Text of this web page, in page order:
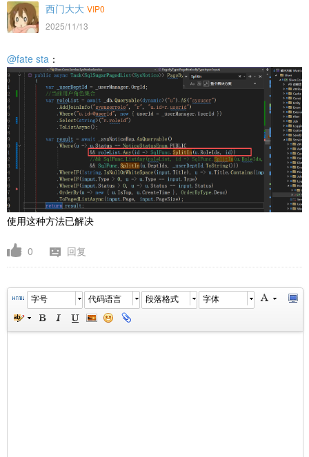
西门大大 VIP0
2025/11/13
@fate sta ：
使用这种方法已解决
0 回复
字号 代码语言 段落格式 字体